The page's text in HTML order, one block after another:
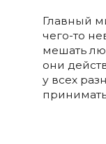
Главный
чего-то
мешать
они
у всех